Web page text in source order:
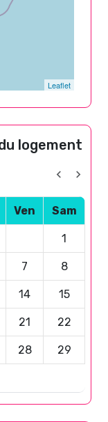
Leaflet
logement
Ven Sam
1
7 8
14 15
21 22
28 29